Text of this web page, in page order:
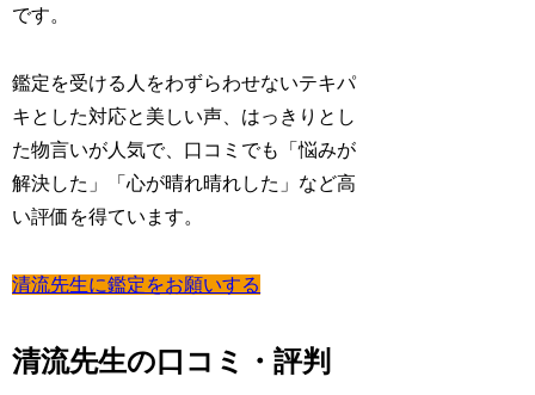
です。
鑑定を受ける人をわずらわせないテキパ
キとした対応と美しい声、はっきりとし
た物言いが人気で、口コミでも
「悩みが
解決した」「心が晴れ晴れした」など高
い評価を得ています。
清流先生に鑑定をお願いする
清流先生の口コミ・評判